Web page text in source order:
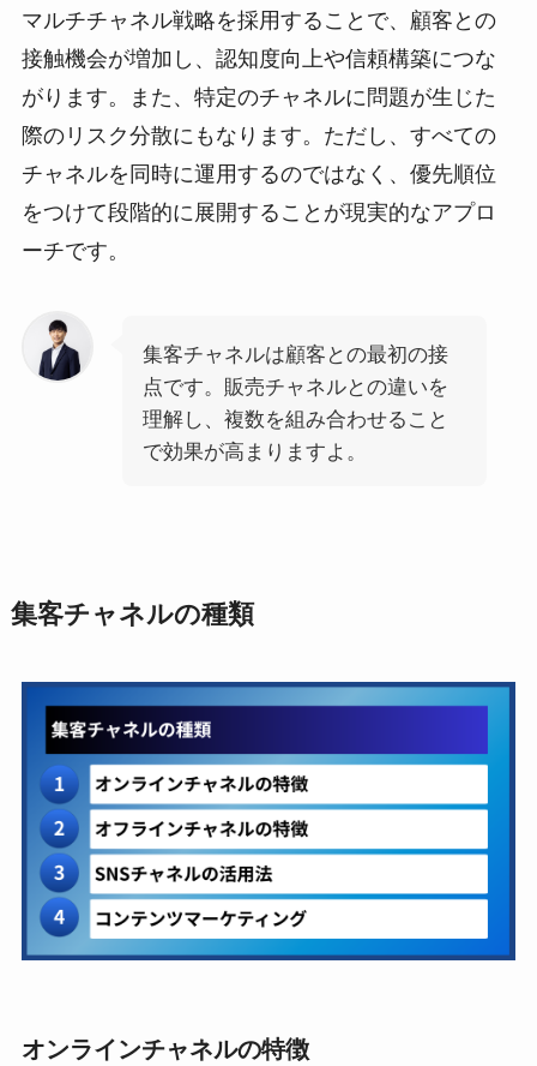
マルチチャネル戦略を採用することで、顧客との
接触機会が増加し、認知度向上や信頼構築につな
がります。また、特定のチャネルに問題が生じた
際のリスク分散にもなります。ただし、すべての
チャネルを同時に運用するのではなく、優先順位
をつけて段階的に展開することが現実的なアプロ
ーチです。
集客チャネルは顧客との最初の接
点です。販売チャネルとの違いを
理解し、複数を組み合わせること
で効果が高まりますよ。
集客チャネルの種類
オンラインチャネルの特徴